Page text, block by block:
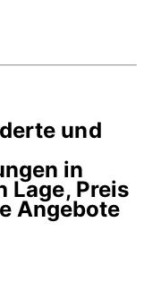
und
in
Lage, Preis
Angebote